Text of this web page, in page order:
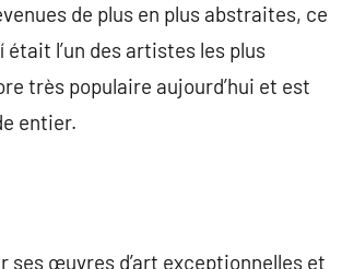
de plus en plus abstraites, ce
l’un des artistes les plus
très populaire aujourd’hui et est
entier.
ses œuvres d’art exceptionnelles et